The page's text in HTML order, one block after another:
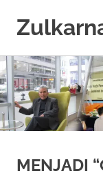
Skip
to
content
Blog
MENJADI